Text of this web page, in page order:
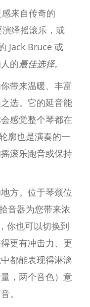
来自传奇的
绎摇滚乐，或
Jack Bruce 或
的最佳选择。
带来温暖、丰富
选。它的延音能
感觉整个琴都在
廓也是演奏的一
滚乐跑音或保持
方。位于琴颈位
音器为您带来浓
你也可以切换到
更有冲击力、更
都能表现得淋漓
，两个音色）意
。